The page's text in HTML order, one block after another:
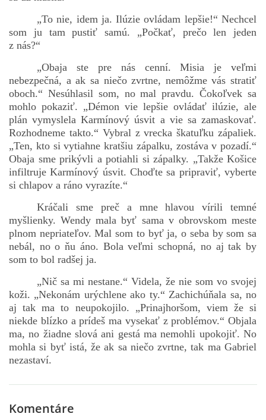
„To nie, idem ja. Ilúzie ovládam lepšie!“ Nechcel
som ju tam pustiť samú. „Počkať, prečo len jeden
z nás?“
„Obaja ste pre nás cenní. Misia je veľmi
nebezpečná, a ak sa niečo zvrtne, nemôžme vás stratiť
oboch.“ Nesúhlasil som, no mal pravdu. Čokoľvek sa
mohlo pokaziť. „Démon vie lepšie ovládať ilúzie, ale
plán vymyslela Karmínový úsvit a vie sa zamaskovať.
Rozhodneme takto.“ Vybral z vrecka škatuľku zápaliek.
„Ten, kto si vytiahne kratšiu zápalku, zostáva v pozadí.“
Obaja sme prikývli a potiahli si zápalky. „Takže Košice
infiltruje Karmínový úsvit. Choďte sa pripraviť, vyberte
si chlapov a ráno vyrazíte.“
Kráčali sme preč a mne hlavou vírili temné
myšlienky. Wendy mala byť sama v obrovskom meste
plnom nepriateľov. Mal som to byť ja, o seba by som sa
nebál, no o ňu áno. Bola veľmi schopná, no aj tak by
som to bol radšej ja.
„Nič sa mi nestane.“ Videla, že nie som vo svojej
koži. „Nekonám urýchlene ako ty.“ Zachichúňala sa, no
aj tak ma to neupokojilo. „Prinajhoršom, viem že si
niekde blízko a prídeš ma vysekať z problémov.“ Objala
ma, no žiadne slová ani gestá ma nemohli upokojiť. No
mohla si byť istá, že ak sa niečo zvrtne, tak ma Gabriel
nezastaví.
Komentáre